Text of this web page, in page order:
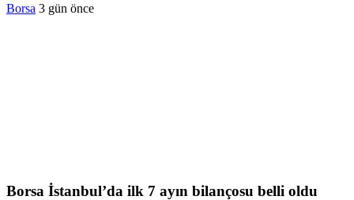
Borsa 3 gün önce
Borsa İstanbul’da ilk 7 ayın bilançosu belli oldu